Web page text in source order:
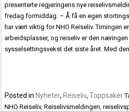
presenterte regjeringens nye
fredag formiddag. – Å få en egen
har vært viktig for NHO Reiseliv. Timingen
arbeidsplasser, og reiseliv er den
sysselsettingsvekst det siste året. Med
Posted in Nyheter, Reiseliv,Toppsaker
NHO Reiseliv,Reiselivsmeldingen ,